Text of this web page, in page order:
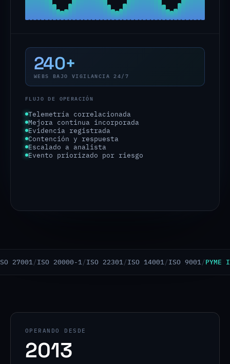
240+
WEBS BAJO VIGILANCIA 24/7
FLUJO DE OPERACIÓN
Regla de detección aplicada
Telemetría correlacionada
Mejora continua incorporada
Evidencia registrada
Contención y respuesta
/ISO 20000-1/ISO 22301 /ISO 14001 /ISO 9001/ PYME
OPERANDO DESDE
2013